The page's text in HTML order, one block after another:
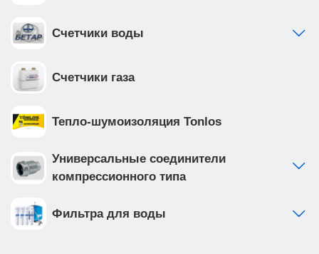
Счетчики воды
Счетчики газа
Тепло-шумоизоляция Tonlos
Универсальные соединители
компрессионного типа
Фильтра для воды